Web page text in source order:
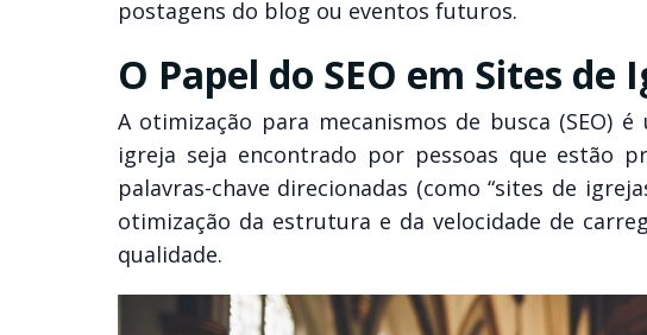
postagens do blog ou eventos futuros.
O Papel do SEO em Sites de
A otimização para mecanismos de busca
igreja seja encontrado por pessoas que estão
palavras-chave direcionadas (como “sites de
otimização da estrutura e da velocidade de
qualidade.